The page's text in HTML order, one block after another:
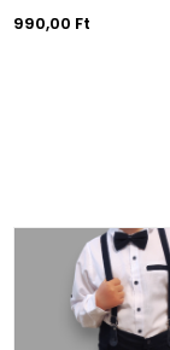
990,00 Ft